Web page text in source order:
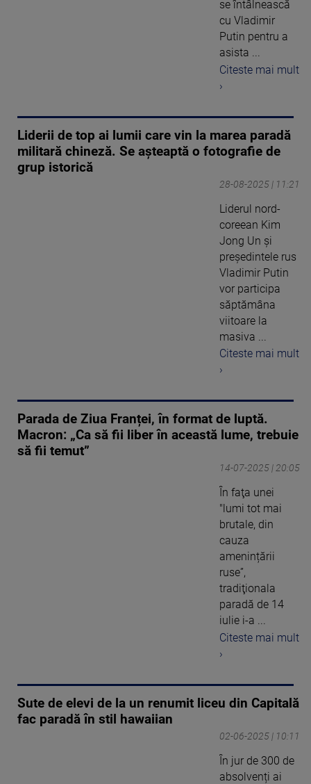
se întâlnească
cu Vladimir
Putin pentru a
asista ...
Citeste mai mult
›
Liderii de top ai lumii care vin la marea paradă
militară chineză. Se așteaptă o fotografie de
grup istorică
28-08-2025 | 11:21
Liderul nord-
coreean Kim
Jong Un și
președintele rus
Vladimir Putin
vor participa
săptămâna
viitoare la
masiva ...
Citeste mai mult
›
Parada de Ziua Franței, în format de luptă.
Macron: „Ca să fii liber în această lume, trebuie
să fii temut”
14-07-2025 | 20:05
În faţa unei
"lumi tot mai
brutale, din
cauza
amenințării
ruse”,
tradiţionala
paradă de 14
iulie i-a ...
Citeste mai mult
›
Sute de elevi de la un renumit liceu din Capitală
fac paradă în stil hawaiian
02-06-2025 | 10:11
În jur de 300 de
absolvenți ai